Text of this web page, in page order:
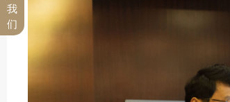
我
们